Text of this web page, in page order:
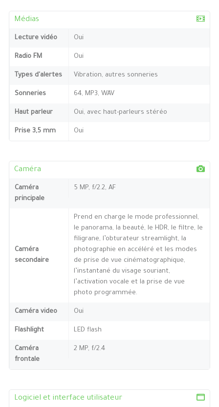
Médias
Lecture vidéo Oui
Radio FM Oui
Types d'alertes Vibration, autres sonneries
Sonneries 64, MP3, WAV
Haut parleur Oui, avec haut-parleurs stéréo
Prise 3,5 mm Oui
Caméra
Caméra
principale
5 MP, f/2.2, AF
Caméra
secondaire
Prend en charge le mode professionnel,
le panorama, la beauté, le HDR, le filtre, le
filigrane, l’obturateur streamlight, la
photographie en accéléré et les modes
de prise de vue cinématographique,
l’instantané du visage souriant,
l’activation vocale et la prise de vue
photo programmée.
Caméra video Oui
Flashlight LED flash
Caméra
frontale
2 MP, f/2.4
Logiciel et interface utilisateur